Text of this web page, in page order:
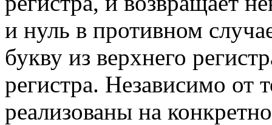
и нуль в противном
букву из верхнего
регистра. Независимо от
реализованы на